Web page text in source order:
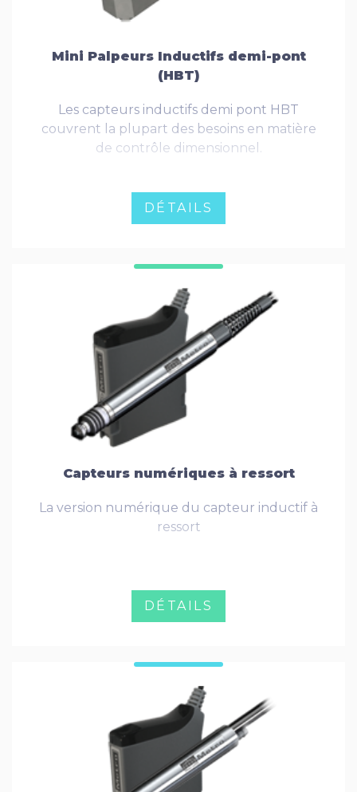
Mini Palpeurs Inductifs demi-pont
(HBT)
Les capteurs inductifs demi pont HBT
couvrent la plupart des besoins en matière
de contrôle dimensionnel.
DÉTAILS
Capteurs numériques à ressort
La version numérique du capteur inductif à
ressort
DÉTAILS